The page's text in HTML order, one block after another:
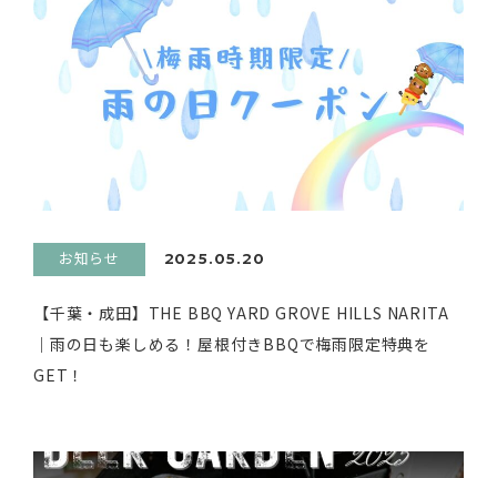
お知らせ 2025.05.20
【千葉・成田】THE BBQ YARD GROVE HILLS NARITA
｜雨の日も楽しめる！屋根付きBBQで梅雨限定特典を
GET！